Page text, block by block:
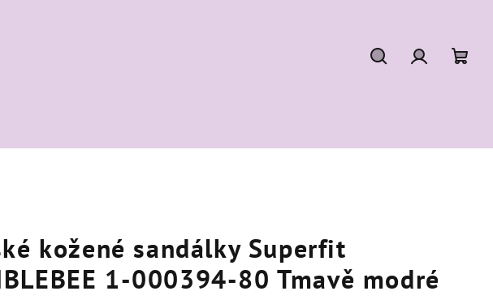
kožené sandálky Superfit
1-000394-80 Tmavě modré